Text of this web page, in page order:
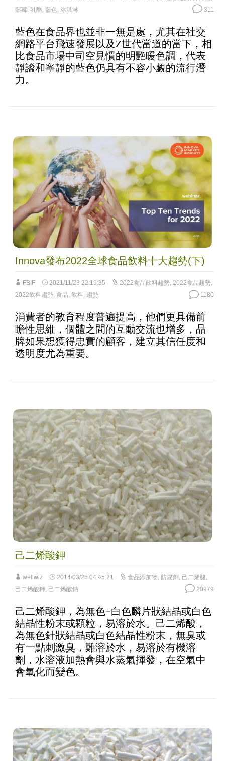
藍莓, 乳酪, 藍色 冰淇淋 311
藍色在食品界也並非一無是處，尤其在社交
網路平台飛速發展以及Z世代當道的當下，相
比食品市場中司空見慣的明艷暖色調，代表
靜謐和寧靜的藍色仍具有不容小覷的流行潛
力。
Innova發布2022全球食品飲料十大趨勢(下)
FBIF 2021/11/23 22:19:35 2022食品飲料趨勢, 2022食品趨勢,
2022飲料趨勢, 食品, 飲料, 趨勢 1180
消費者的教育程度普遍提高，他們更具備前
瞻性思維，個體之間的互動交流也增多，品
牌如果想獲得忠實的顧客，建立其信任度和
透明度尤為重要。
己二烯酸鉀
wellwiz 2014/03/25 04:45:21 食品添加物 防腐劑 己二烯酸
己二烯酸鉀, 己二烯酸鈉 20979
己二烯酸鉀，為無色~白色麟片狀結晶或白色
結晶性粉末或顆粒，易溶於水。己二烯酸，
為無色針狀結晶或白色結晶性粉末，無臭或
有一點刺激臭，難溶於水，易溶於有機溶
劑，水溶液加熱會與水蒸氣揮發，在空氣中
會氧化而變色。